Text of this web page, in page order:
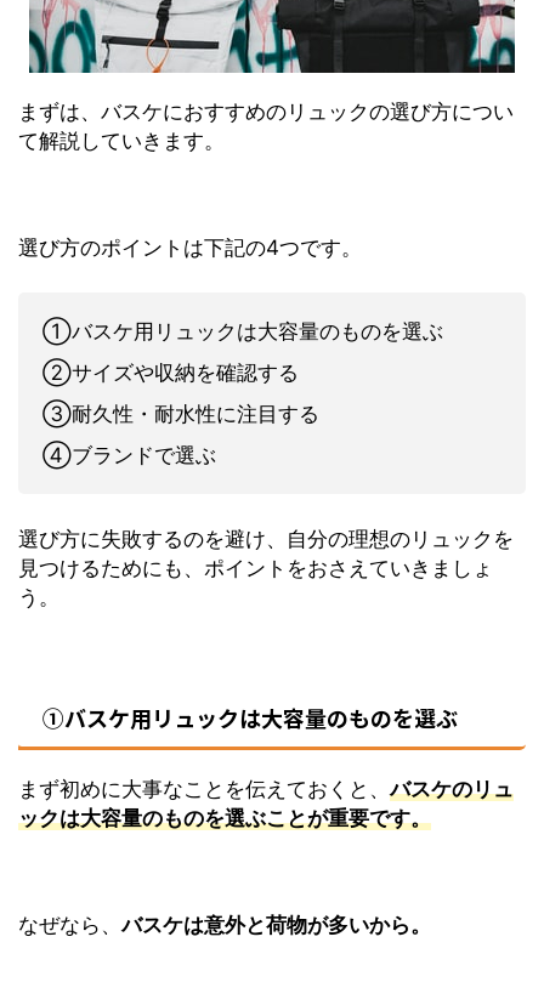
まずは、バスケにおすすめのリュックの選び方につい
て解説していきます。
選び方のポイントは下記の4つです。
①バスケ用リュックは大容量のものを選ぶ
②サイズや収納を確認する
③耐久性・耐水性に注目する
④ブランドで選ぶ
選び方に失敗するのを避け、自分の理想のリュックを
見つけるためにも、ポイントをおさえていきましょ
う。
①バスケ用リュックは大容量のものを選ぶ
まず初めに大事なことを伝えておくと、バスケのリュ
ックは大容量のものを選ぶことが重要です。
なぜなら、バスケは意外と荷物が多いから。